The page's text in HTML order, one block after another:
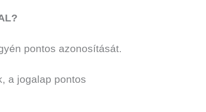
pontos azonosítását.
a jogalap pontos